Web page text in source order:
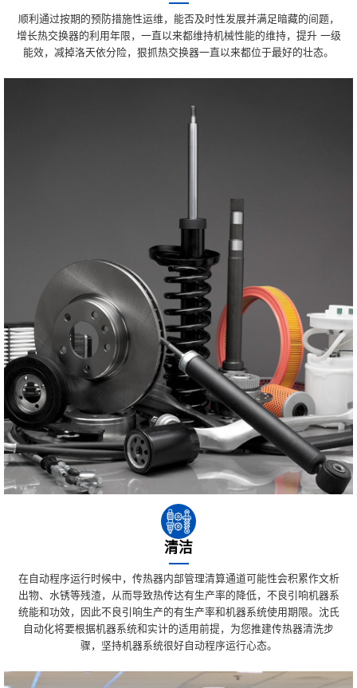
顺利通过按期的预防措施性运维，能否及时性发展并满足暗藏的间题，
增长热交换器的利用年限，一直以来都维持机械性能的维持，提升 一级
能效，减掉洛天依分险，狠抓热交换器一直以来都位于最好的壮态。
清洁
在自动程序运行时候中，传热器内部管理清算通道可能性会积累作文析
出物、水锈等残渣，从而导致热传达有生产率的降低，不良引响机器系
统能和功效，因此不良引响生产的有生产率和机器系统使用期限。沈氏
自动化将要根据机器系统和实计的适用前提，为您推建传热器清洗步
骤，坚持机器系统很好自动程序运行心态。